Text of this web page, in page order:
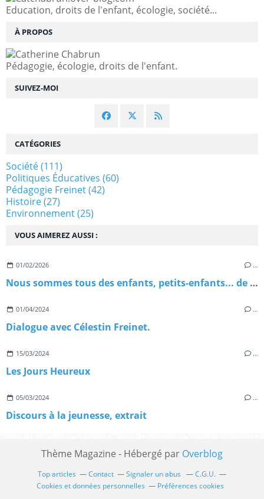
SUIVEZ-MOI
Education, droits de l'enfant, écologie, société...
À PROPOS
Pédagogie, écologie, droits de l'enfant.
VOUS AIMEREZ AUSSI :
01/02/2026 …
Nous sommes tous des enfants, petits-enfants... de migrants
01/04/2024 …
Dialogue avec Célestin Freinet.
15/03/2024 …
Les Jours Heureux
05/03/2024 …
Discours à la jeunesse, extrait
CATÉGORIES
Société(111)
Politiques Éducatives (60)
Pédagogie Freinet(42)
Histoire(27)
Environnement(25)
Thème Magazine - Hébergé par Overblog
Top articles Contact Signaler un abus
C.G.U.
Cookies et données personnelles
Préférences cookies